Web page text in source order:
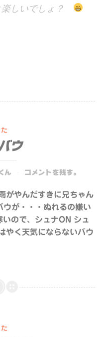
楽しいでしょ？
ウ
ん コメントを残す。
がやんだすきに兄ちゃん
ウが・・・ぬれるの嫌い
ので、シュナON シュ
やく天気にならないバウ